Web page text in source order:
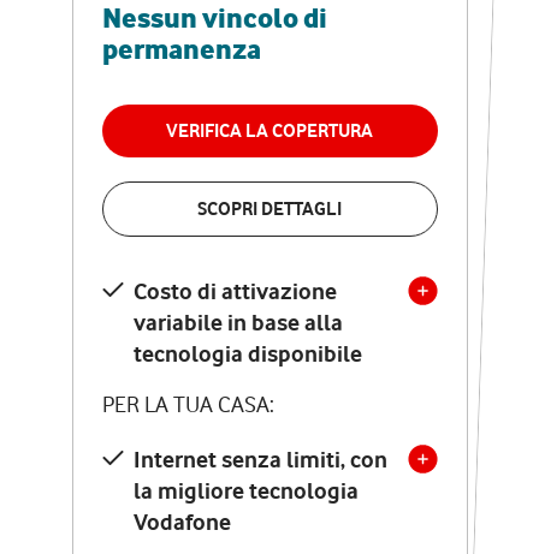
Nessun vincolo di
permanenza
VERIFICA LA COPERTURA
SCOPRI DETTAGLI
Costo di attivazione
variabile in base alla
tecnologia disponibile
PER LA TUA CASA:
Internet senza limiti, con
la migliore tecnologia
Vodafone
RETE FISSA + VODAFONE CLUB
29,95€
permanenza
VERIFICA LA COPERTURA
Costo di attivazione
variabile in base alla
tecnologia disponibile
PER LA TUA CASA:
Internet senza limiti, con
la migliore tecnologia
Vodafone
Modem Seven con Wi-Fi 7